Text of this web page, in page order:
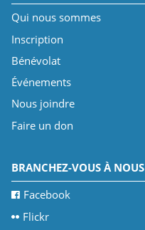
Qui nous sommes
Inscription
Bénévolat
Événements
Nous joindre
Faire un don
BRANCHEZ-VOUS À NOUS
Facebook
Flickr